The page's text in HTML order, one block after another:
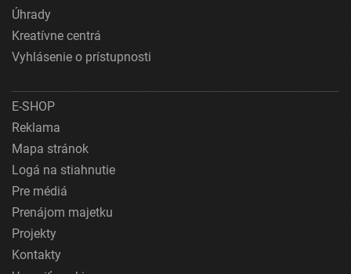
Úhrady
Kreatívne centrá
Vyhlásenie o prístupnosti
E-SHOP
Reklama
Mapa stránok
Logá na stiahnutie
Pre médiá
Prenájom majetku
Projekty
Kontakty